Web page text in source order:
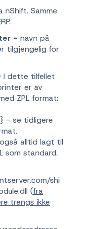
nShift. Samme
= navn på
tilgjengelig for
I dette tilfellet
er av
ZPL format:
- se tidligere
alltid lagt til
som standard.
shi
(fra
trengs ikke